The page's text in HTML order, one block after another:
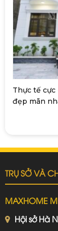
Thực tế
đẹp mãn
TRỤ SỞ VÀ
MAXHOME
Hội sở Hà